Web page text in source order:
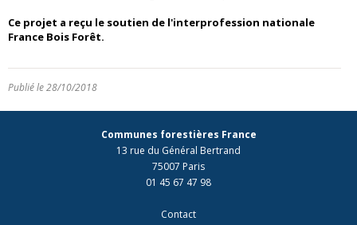
Ce projet a reçu le soutien de l'interprofession nationale
France Bois Forêt.
Publié le 28/10/2018
Communes forestières France
13 rue du Général Bertrand
75007 Paris
01 45 67 47 98
Contact